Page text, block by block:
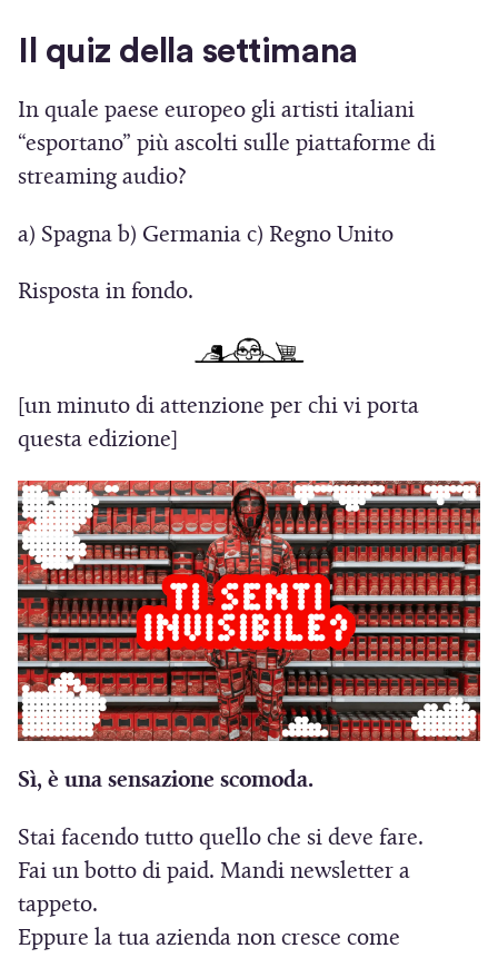
n
n
u
n
s
r
a
)
n
i
n
e
s
t
r
a
)
p
e
i
n
u
v
f
i
n
e
s
t
r
a
)
Il quiz della settimana
In quale paese europeo gli artisti italiani
“esportano” più ascolti sulle piattaforme di
streaming audio?
a) Spagna b) Germania c) Regno Unito
Risposta in fondo.
[un minuto di attenzione per chi vi porta
questa edizione]
Sì, è una sensazione scomoda.
Stai facendo tutto quello che si deve fare.
Fai un botto di paid. Mandi newsletter a
tappeto.
Eppure la tua azienda non cresce come